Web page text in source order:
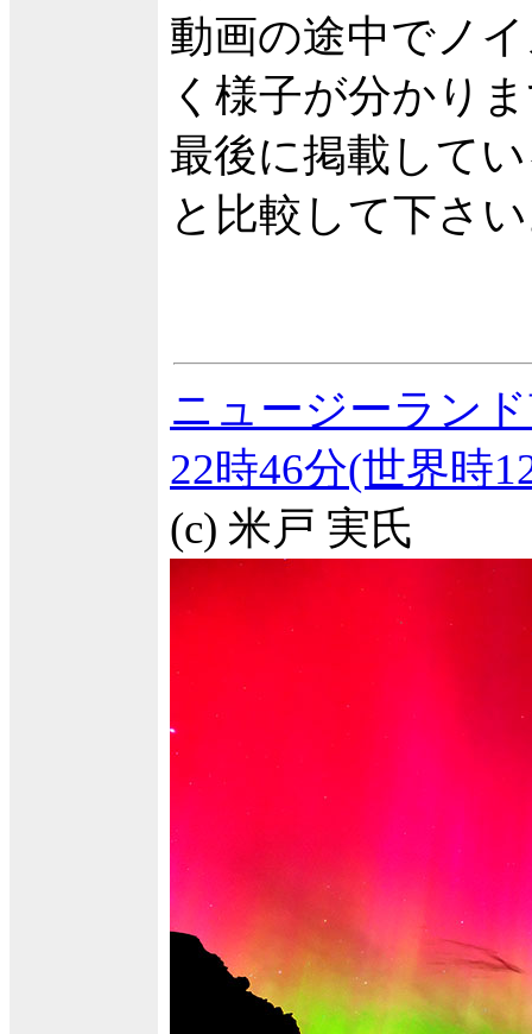
動画の途中でノ
く様子が分かり
最後に掲載して
と比較して下さ
ニュージーラン
22時46分(世界時
(c) 米戸 実氏